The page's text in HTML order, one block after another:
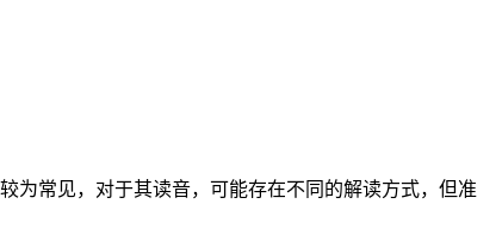
为常见，对于其读音，可能存在不同的解读方式，但准